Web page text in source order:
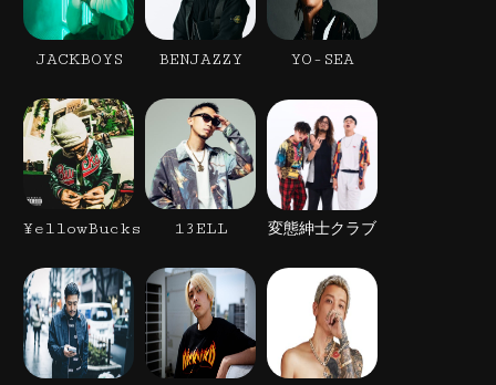
JACKBOYS BENJAZZY YO-SEA
¥ellowBucks 13ELL 変態紳士クラブ